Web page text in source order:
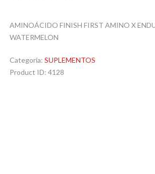
AMINOÁCIDO FINISH FIRST AMINO X
WATERMELON
Categoría: SUPLEMENTOS
Product ID: 4128